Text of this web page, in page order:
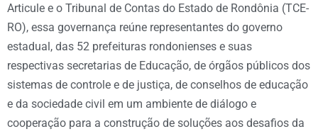
Articule e o Tribunal de Contas do Estado de Rondônia (TCE-
RO), essa governança reúne representantes do governo
estadual, das 52 prefeituras rondonienses e suas
respectivas secretarias de Educação, de órgãos públicos dos
sistemas de controle e de justiça, de conselhos de educação
e da sociedade civil em um ambiente de diálogo e
cooperação para a construção de soluções aos desafios da